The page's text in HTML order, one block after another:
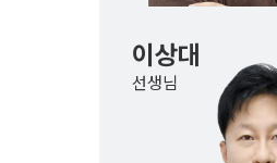
이상대
선생님